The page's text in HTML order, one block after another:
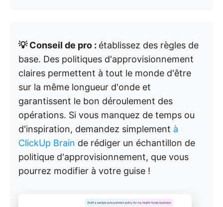
💡 Conseil de pro : établissez des règles de
base. Des politiques d'approvisionnement
claires permettent à tout le monde d'être
sur la même longueur d'onde et
garantissent le bon déroulement des
opérations. Si vous manquez de temps ou
d'inspiration, demandez simplement à
ClickUp Brain de rédiger un échantillon de
politique d'approvisionnement, que vous
pourrez modifier à votre guise !